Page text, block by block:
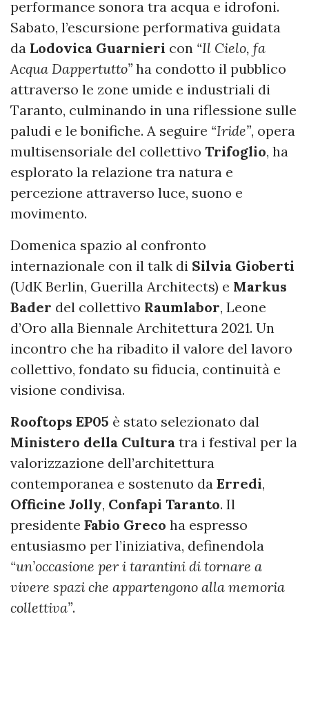
performance sonora tra acqua e idrofoni.
Sabato, l’escursione performativa guidata
da Lodovica Guarnieri con “Il Cielo, fa
Acqua Dappertutto” ha condotto il pubblico
attraverso le zone umide e industriali di
Taranto, culminando in una riflessione sulle
paludi e le bonifiche. A seguire “Iride”, opera
multisensoriale del collettivo Trifoglio, ha
esplorato la relazione tra natura e
percezione attraverso luce, suono e
movimento.
Domenica spazio al confronto
internazionale con il talk di Silvia Gioberti
(UdK Berlin, Guerilla Architects) e Markus
Bader del collettivo Raumlabor, Leone
d’Oro alla Biennale Architettura 2021. Un
incontro che ha ribadito il valore del lavoro
collettivo, fondato su fiducia, continuità e
visione condivisa.
Rooftops EP05 è stato selezionato dal
Ministero della Cultura tra i festival per la
valorizzazione dell’architettura
contemporanea e sostenuto da Erredi,
Officine Jolly, Confapi Taranto. Il
presidente Fabio Greco ha espresso
entusiasmo per l’iniziativa, definendola
“un’occasione per i tarantini di tornare a
vivere spazi che appartengono alla memoria
collettiva”.